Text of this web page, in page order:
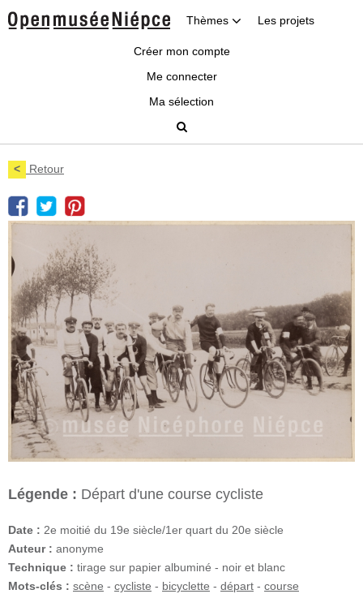
Thèmes Les projets
Créer mon compte
Me connecter
Ma sélection
< Retour
Légende : Départ d'une course cycliste
Date : 2e moitié du 19e siècle/1er quart du 20e siècle
Auteur : anonyme
Technique : tirage sur papier albuminé - noir et blanc
Mots-clés : scène - cycliste - bicyclette - départ - course